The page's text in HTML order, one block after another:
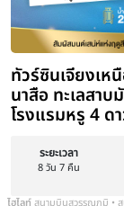
ที่มองทะลุได้ลึกถึ
ย้อนรอยเส้นทางสา
เท่อ | ทุ่งหญ้าคาลา
หูลูกตาตัดกับฉากห
เร้นลับแห่งตู้คู่ ตื่นต
ส.ค. 26-3
ก.ย. 2-10 / 13-